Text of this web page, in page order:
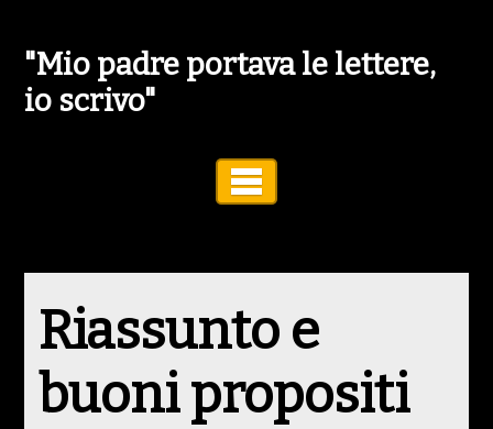
"Mio padre portava le lettere,
io scrivo"
Riassunto e
buoni propositi